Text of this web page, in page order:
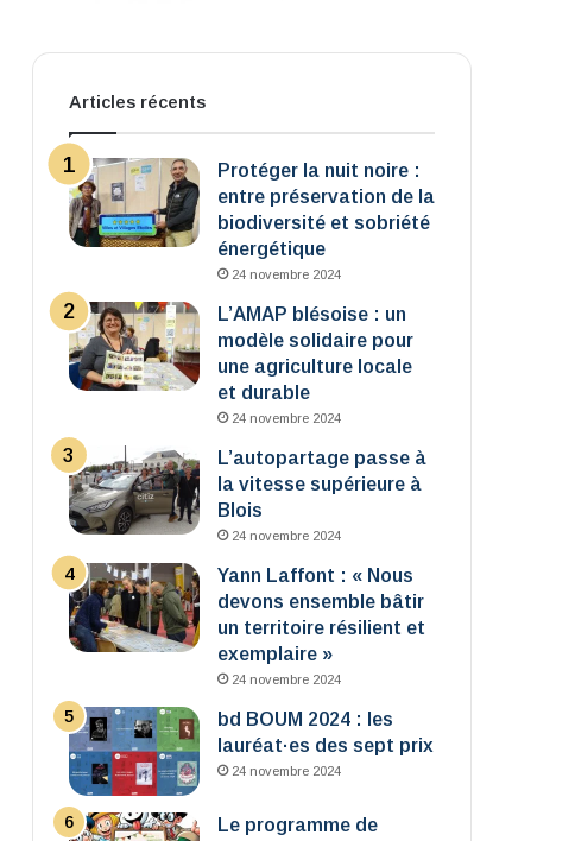
Articles récents
Protéger la nuit noire :
entre préservation de la
biodiversité et sobriété
énergétique
24 novembre 2024
L’AMAP blésoise : un
modèle solidaire pour
une agriculture locale
et durable
24 novembre 2024
L’autopartage passe à
la vitesse supérieure à
Blois
24 novembre 2024
Yann Laffont : « Nous
devons ensemble bâtir
un territoire résilient et
exemplaire »
24 novembre 2024
bd BOUM 2024 : les
lauréat·es des sept prix
24 novembre 2024
Le programme de